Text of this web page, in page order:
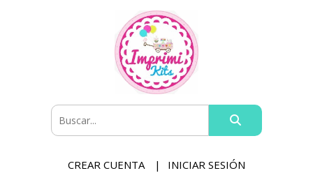
CREAR CUENTA INICIAR SESIÓN